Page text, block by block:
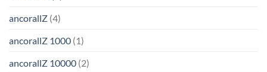
ancorallZ (4)
ancorallZ 1000 (1)
ancorallZ 10000 (2)